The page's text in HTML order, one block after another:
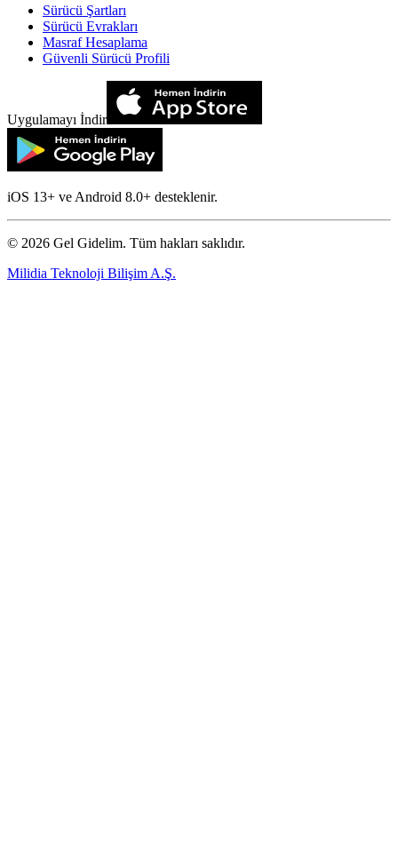
Sürücü Şartları
Sürücü Evrakları
Masraf Hesaplama
Güvenli Sürücü Profili
Uygulamayı İndir
iOS 13+ ve Android 8.0+ desteklenir.
© 2026 Gel Gidelim. Tüm hakları saklıdır.
Milidia Teknoloji Bilişim A.Ş.